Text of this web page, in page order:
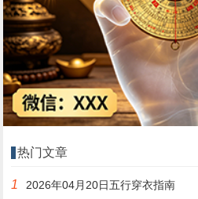
热门文章
1 2026年04月20日五行穿衣指南